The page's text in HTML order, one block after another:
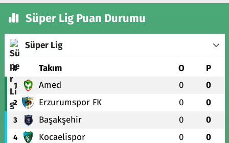
Süper Lig Puan Durumu
Süper Lig
# Takım O P
1 Amed 0 0
2 Erzurumspor FK 0 0
3 Başakşehir 0 0
4 Kocaelispor 0 0